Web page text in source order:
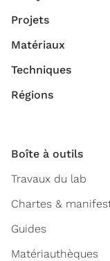
Projets
Matériaux
Techniques
Régions
Boîte à outils
Travaux du lab
Chartes &
Guides
Matériauthèques